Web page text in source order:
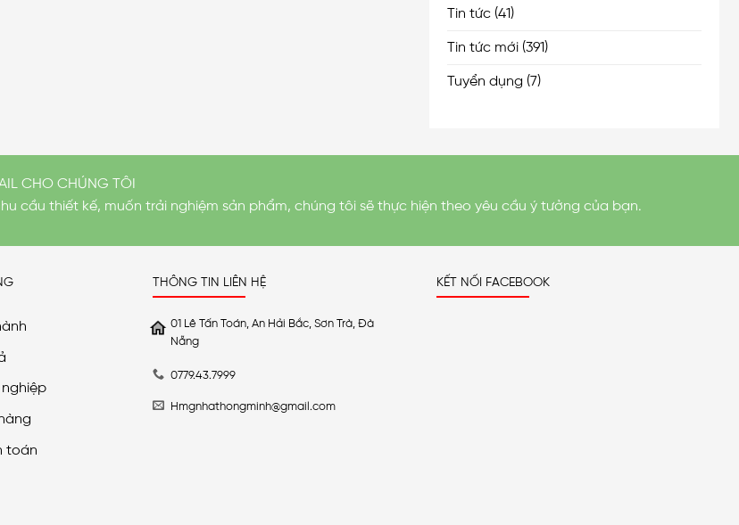
Tin tức (41)
Tin tức mới (391)
Tuyển dụng (7)
CHO CHÚNG TÔI
cầu thiết kế, muốn trải nghiệm sản phẩm, chúng tôi sẽ thực hiện theo yêu cầu ý tưởng của bạn.
toán
THÔNG TIN LIÊN HỆ
01 Lê Tấn Toán, An Hải Bắc, Sơn Trà, Đà
Nẵng
0779.43.7999
Hmgnhathongminh@gmail.com
KẾT NỐI FACEBOOK